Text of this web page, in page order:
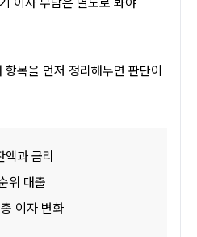
목을 먼저 정리해두면 판단이
과 금리
위 대출
이자 변화